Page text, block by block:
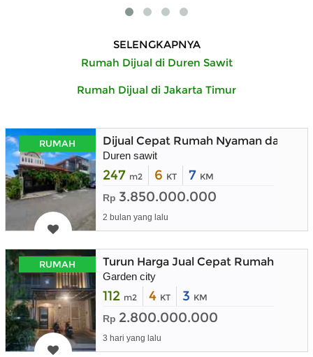
SELENGKAPNYA
Rumah Dijual di Duren Sawit
Rumah Dijual di Jakarta Timur
RUMAH Dijual Cepat Rumah Nyaman dalam
Duren sawit
247 m2 6 KT 7 KM
Rp 3.850.000.000
2 bulan yang lalu
RUMAH Turun Harga Jual Cepat Rumah
Garden city
112 m2 4 KT 3 KM
Rp 2.800.000.000
3 hari yang lalu